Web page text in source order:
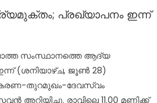
പ്രഖ്യാപനം ഇന്ന്
സംസ്ഥാനത്തെ ആദ്യ
(ശനിയാഴ്ച, ജൂൺ 28)
തുറമുഖം-ദേവസ്വം
അറിയിച്ചു. രാവിലെ 11.00 മണിക്ക്